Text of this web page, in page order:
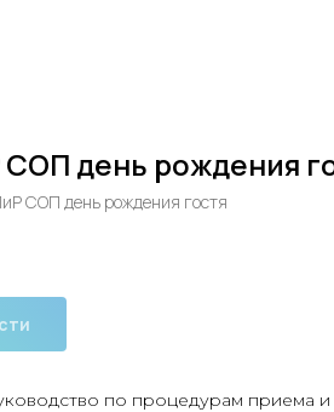
день рождения
СОП день рождения гостя
по процедурам приема и